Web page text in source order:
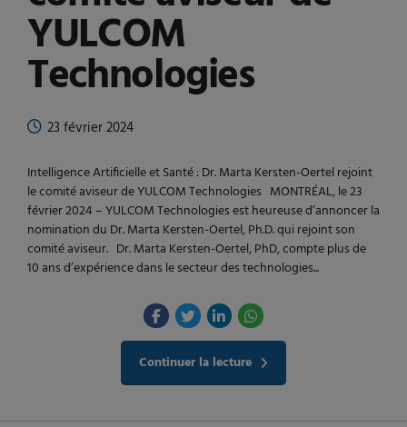
YULCOM
Technologies
23 février 2024
Intelligence Artificielle et Santé : Dr. Marta Kersten-Oertel rejoint
le comité aviseur de YULCOM Technologies MONTRÉAL, le 23
février 2024 – YULCOM Technologies est heureuse d’annoncer la
nomination du Dr. Marta Kersten-Oertel, Ph.D. qui rejoint son
comité aviseur. Dr. Marta Kersten-Oertel, PhD, compte plus de
10 ans d’expérience dans le secteur des technologies...
Continuer la lecture